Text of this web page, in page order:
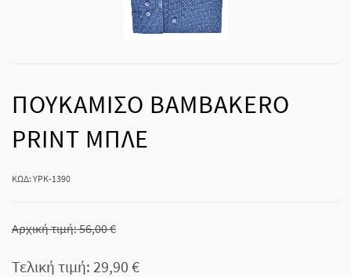
ΠΟΥΚΑΜΙΣΟ BAMBAKERO
PRINT ΜΠΛΕ
ΚΩΔ: YPK-1390
Αρχική τιμή:56,00 €
Τελική τιμή: 29,90 €